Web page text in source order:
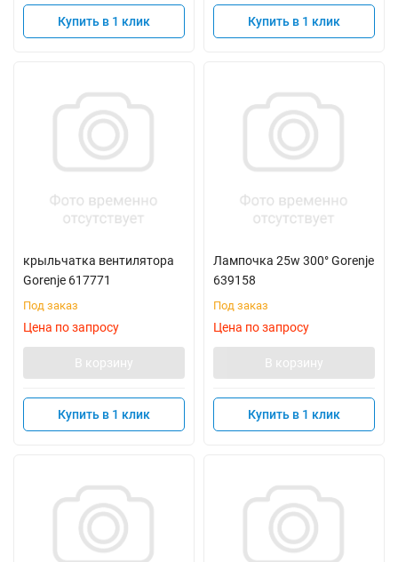
Купить в 1 клик Купить в 1 клик
крыльчатка вентилятора
Gorenje 617771
Под заказ
Цена по запросу
В корзину
Купить в 1 клик
Лампочка 25w 300° Gorenje
639158
Под заказ
Цена по запросу
В корзину
Купить в 1 клик